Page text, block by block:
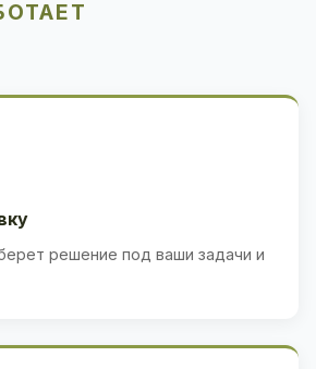
решение под ваши задачи и